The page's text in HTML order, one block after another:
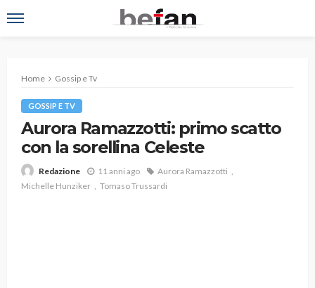
Home Gossip e Tv
GOSSIP E TV
Aurora Ramazzotti: primo scatto
con la sorellina Celeste
Redazione 11 anni ago
Aurora Ramazzotti
Michelle Hunziker
Tomaso Trussardi